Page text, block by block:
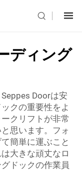
ディング
Doorは安
クの重要性をよ
クリフトが非常
思います。フォ
簡単に運ぶこと
大きな頑丈なロ
ドックの作業員